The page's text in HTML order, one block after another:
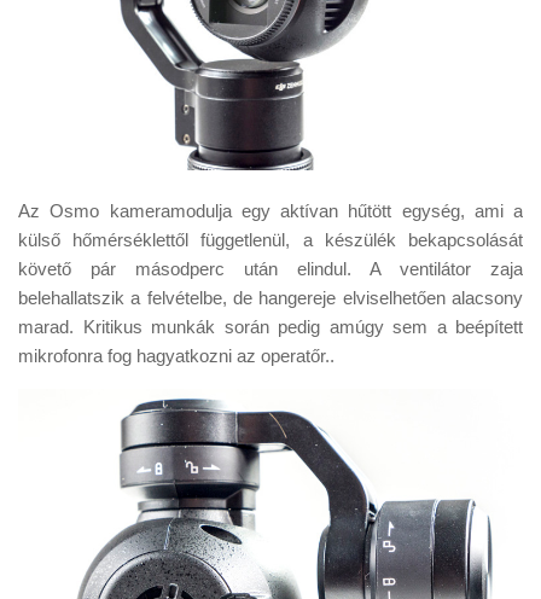
Az Osmo kameramodulja egy aktívan hűtött egység, ami a
külső hőmérséklettől függetlenül, a készülék bekapcsolását
követő pár másodperc után elindul. A ventilátor zaja
belehallatszik a felvételbe, de hangereje elviselhetően alacsony
marad. Kritikus munkák során pedig amúgy sem a beépített
mikrofonra fog hagyatkozni az operatőr..